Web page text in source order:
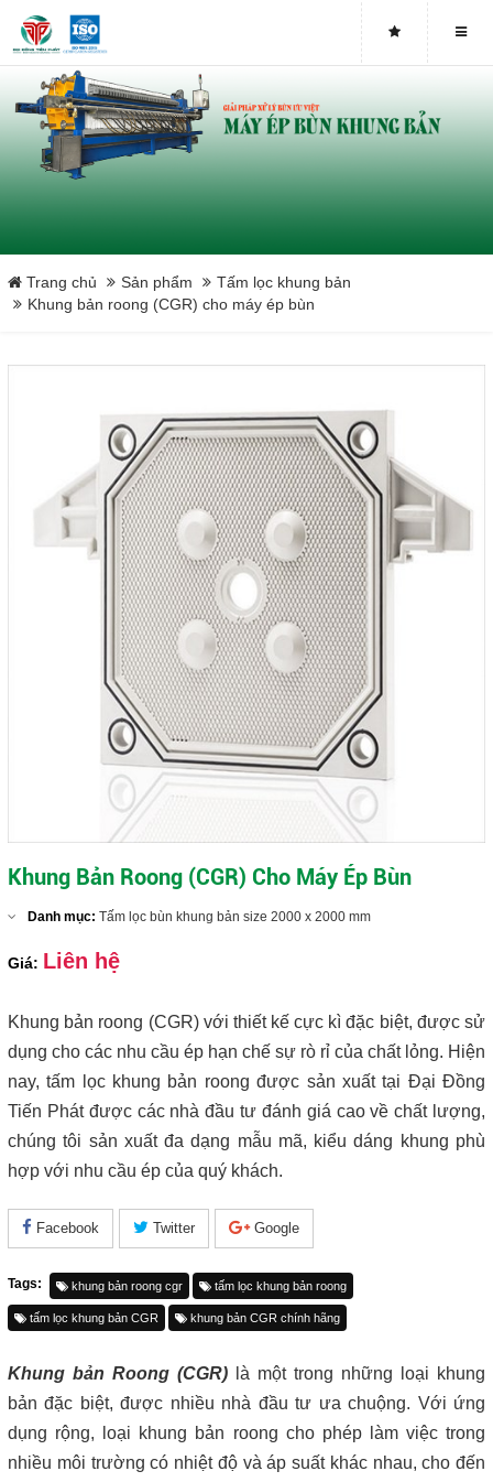
Trang chủ Sản phẩm
Tấm lọc khung bản
Khung bản roong (CGR) cho máy ép bùn
Khung Bản Roong (CGR) Cho Máy Ép Bùn
Danh mục: Tấm lọc bùn khung bản size 2000 x 2000 mm
Giá: Liên hệ
Khung bản roong (CGR) với thiết kế cực kì đặc biệt, được sử
dụng cho các nhu cầu ép hạn chế sự rò rỉ của chất lỏng. Hiện
nay, tấm lọc khung bản roong được sản xuất tại Đại Đồng
Tiến Phát được các nhà đầu tư đánh giá cao về chất lượng,
chúng tôi sản xuất đa dạng mẫu mã, kiểu dáng khung phù
hợp với nhu cầu ép của quý khách.
Facebook Twitter Google
Tags: khung bản roong cgr tấm lọc khung bản roong
tấm lọc khung bản CGR khung bản CGR chính hãng
Khung bản Roong (CGR) là một trong những loại khung
bản đặc biệt, được nhiều nhà đầu tư ưa chuộng. Với ứng
dụng rộng, loại khung bản roong cho phép làm việc trong
nhiều môi trường có nhiệt độ và áp suất khác nhau, cho đến